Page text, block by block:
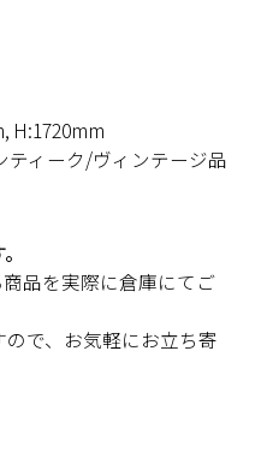
H:1720mm
ーク/ヴィンテージ品
品を実際に倉庫にてご
で、お気軽にお立ち寄